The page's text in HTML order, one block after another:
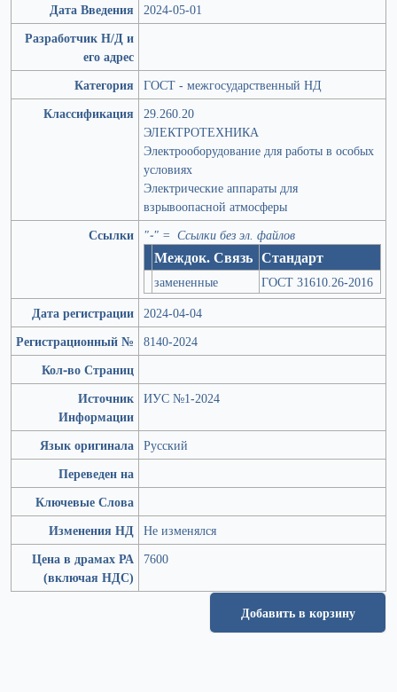
Дата Введения
2024-05-01
Разработчик Н/Д и
его адрес
Категория
ГОСТ - межгосударственный НД
Классификация
29.260.20
ЭЛЕКТРОТЕХНИКА
Электрооборудование для работы в особых
условиях
Электрические аппараты для
взрывоопасной атмосферы
Ссылки
"-" = Ссылки без эл. файлов
Междок. Связь Стандарт
замененные
ГОСТ 31610.26-2016
Дата регистрации 2024-04-04
Регистрационный №
8140-2024
Кол-во Страниц
Источник
Информации
ИУС №1-2024
Язык оригинала Русский
Переведен на
Ключевые Слова
Изменения НД Не изменялся
Цена в драмах РА
(включая НДС)
7600
Добавить в корзину